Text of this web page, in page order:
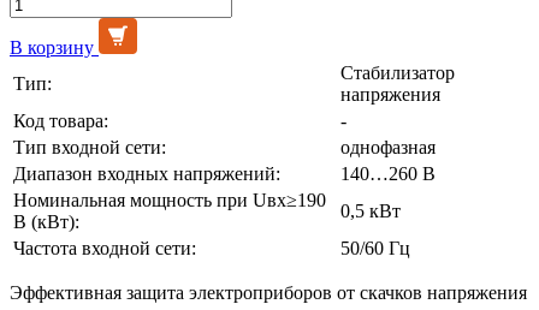
В корзину
Тип:
Стабилизатор
напряжения
Код товара:
-
Тип входной сети:
однофазная
Диапазон входных напряжений:
140…260 В
Номинальная мощность при Uвх≥190
В (кВт):
0,5 кВт
Частота входной сети:
50/60 Гц
Эффективная защита электроприборов от скачков напряжения